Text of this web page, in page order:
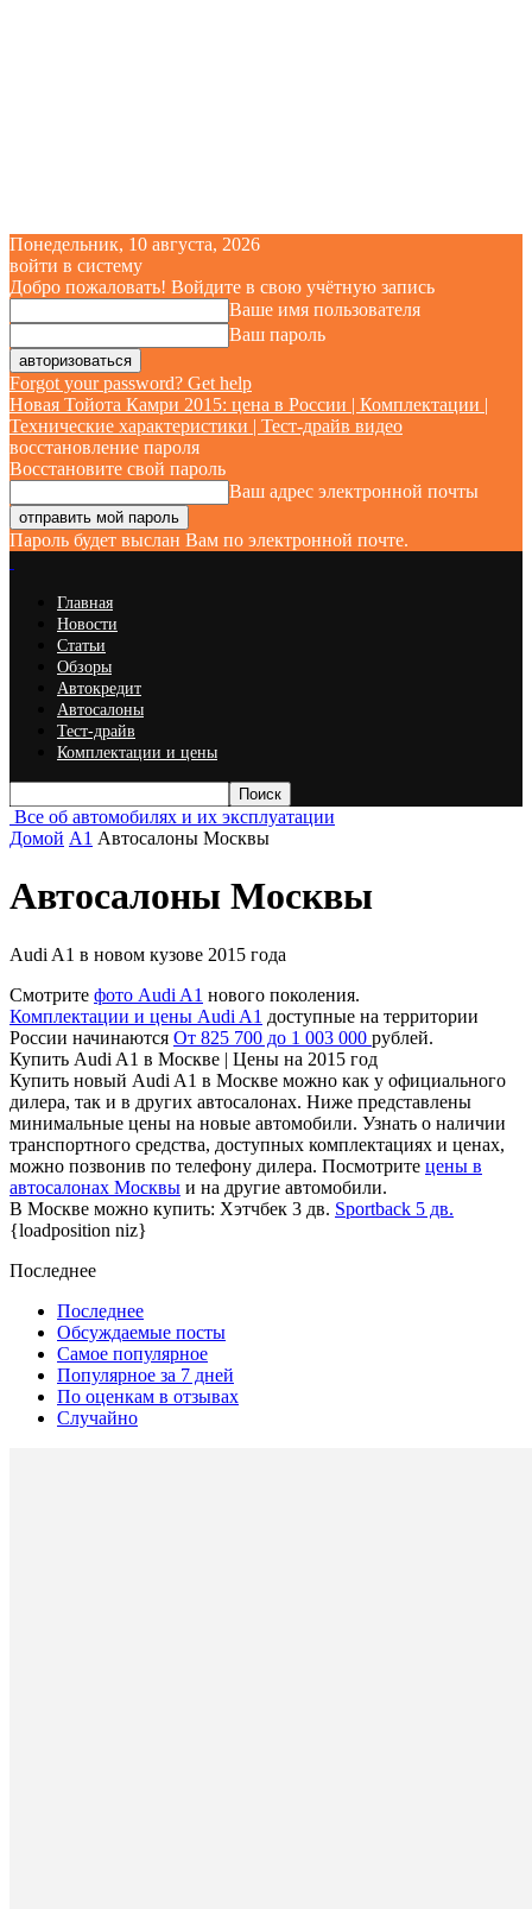
Понедельник, 10 августа, 2026
войти в систему
Добро пожаловать! Войдите в свою учётную запись
Ваше имя пользователя
Ваш пароль
Forgot your password? Get help
Новая Тойота Камри 2015: цена в России | Комплектации |
Технические характеристики | Тест-драйв видео
восстановление пароля
Восстановите свой пароль
Ваш адрес электронной почты
Пароль будет выслан Вам по электронной почте.
Главная
Новости
Статьи
Обзоры
Автокредит
Автосалоны
Тест-драйв
Комплектации и цены
Все об автомобилях и их эксплуатации
Домой A1 Автосалоны Москвы
Автосалоны Москвы
Audi A1 в новом кузове 2015 года
Смотрите фото Audi A1 нового поколения.
Комплектации и цены Audi A1 доступные на территории
России начинаются От 825 700 до 1 003 000 рублей.
Купить Audi A1 в Москве | Цены на 2015 год
Купить новый Audi A1 в Москве можно как у официального
дилера, так и в других автосалонах. Ниже представлены
минимальные цены на новые автомобили. Узнать о наличии
транспортного средства, доступных комплектациях и ценах,
можно позвонив по телефону дилера. Посмотрите цены в
автосалонах Москвы и на другие автомобили.
В Москве можно купить: Хэтчбек 3 дв. Sportback 5 дв.
{loadposition niz}
Последнее
Последнее
Обсуждаемые посты
Самое популярное
Популярное за 7 дней
По оценкам в отзывах
Случайно